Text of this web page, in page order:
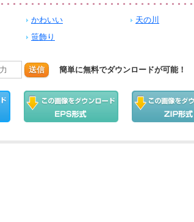
かわいい 天の川
笹飾り
送信 簡単に無料でダウンロードが可能！